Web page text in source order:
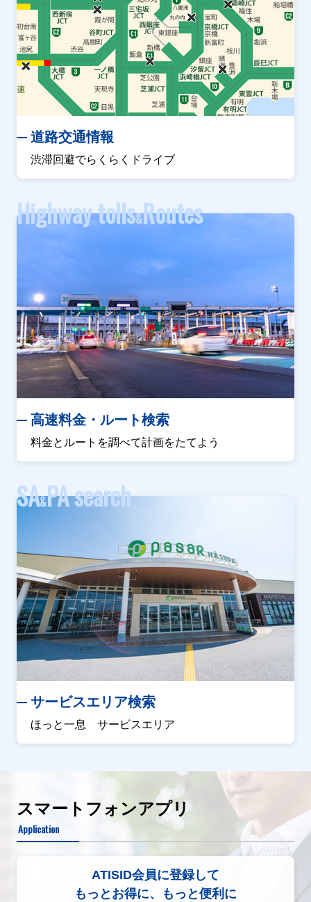
道路交通情報
渋滞回避でらくらくドライブ
Highway tolls&Routes
高速料金・ルート検索
料金とルートを調べて計画をたてよう
SA&PA search
サービスエリア検索
ほっと一息 サービスエリア
スマートフォンアプリ
Application
ATISID会員に登録して
もっとお得に、もっと便利に